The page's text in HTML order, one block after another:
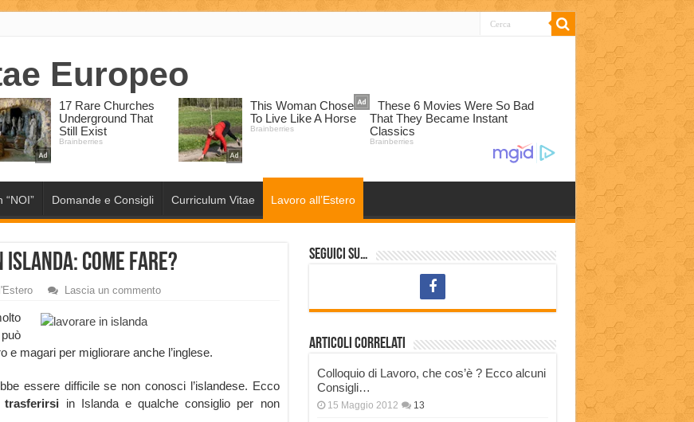
“NOI” Domande e Consigli Curriculum Vitae Lavoro all’Estero
come fare?
Lascia un commento
e magari per migliorare anche l’inglese.
essere difficile se non conosci l’islandese. Ecco
in Islanda e qualche consiglio per non
Seguici su…
Articoli correlati
Colloquio di Lavoro, che cos’è ? Ecco alcuni
Consigli…
15 Maggio 2012 13